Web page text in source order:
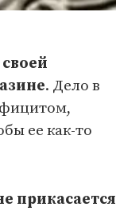
. Дело в
ее как-то
прикасается